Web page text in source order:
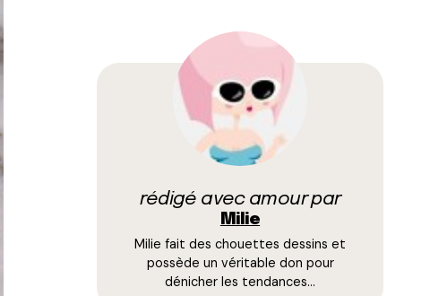
rédigé avec amour par
Milie
Milie fait des chouettes dessins et
possède un véritable don pour
dénicher les tendances…